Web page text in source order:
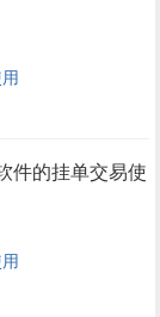
件的挂单交易使